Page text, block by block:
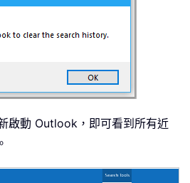
啟動 Outlook，即可看到所有近